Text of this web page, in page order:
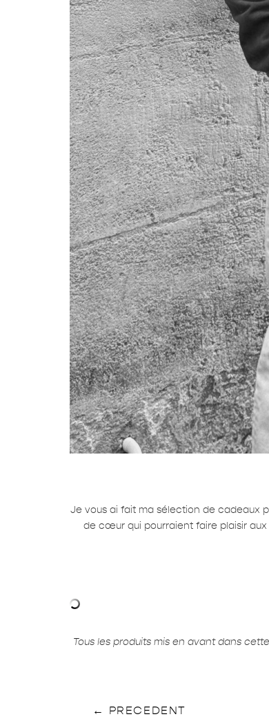
Je vous ai fait ma sélection de cadeaux
de cœur qui pourraient faire plaisir aux
Tous les produits mis en avant dans
← PRECEDENT